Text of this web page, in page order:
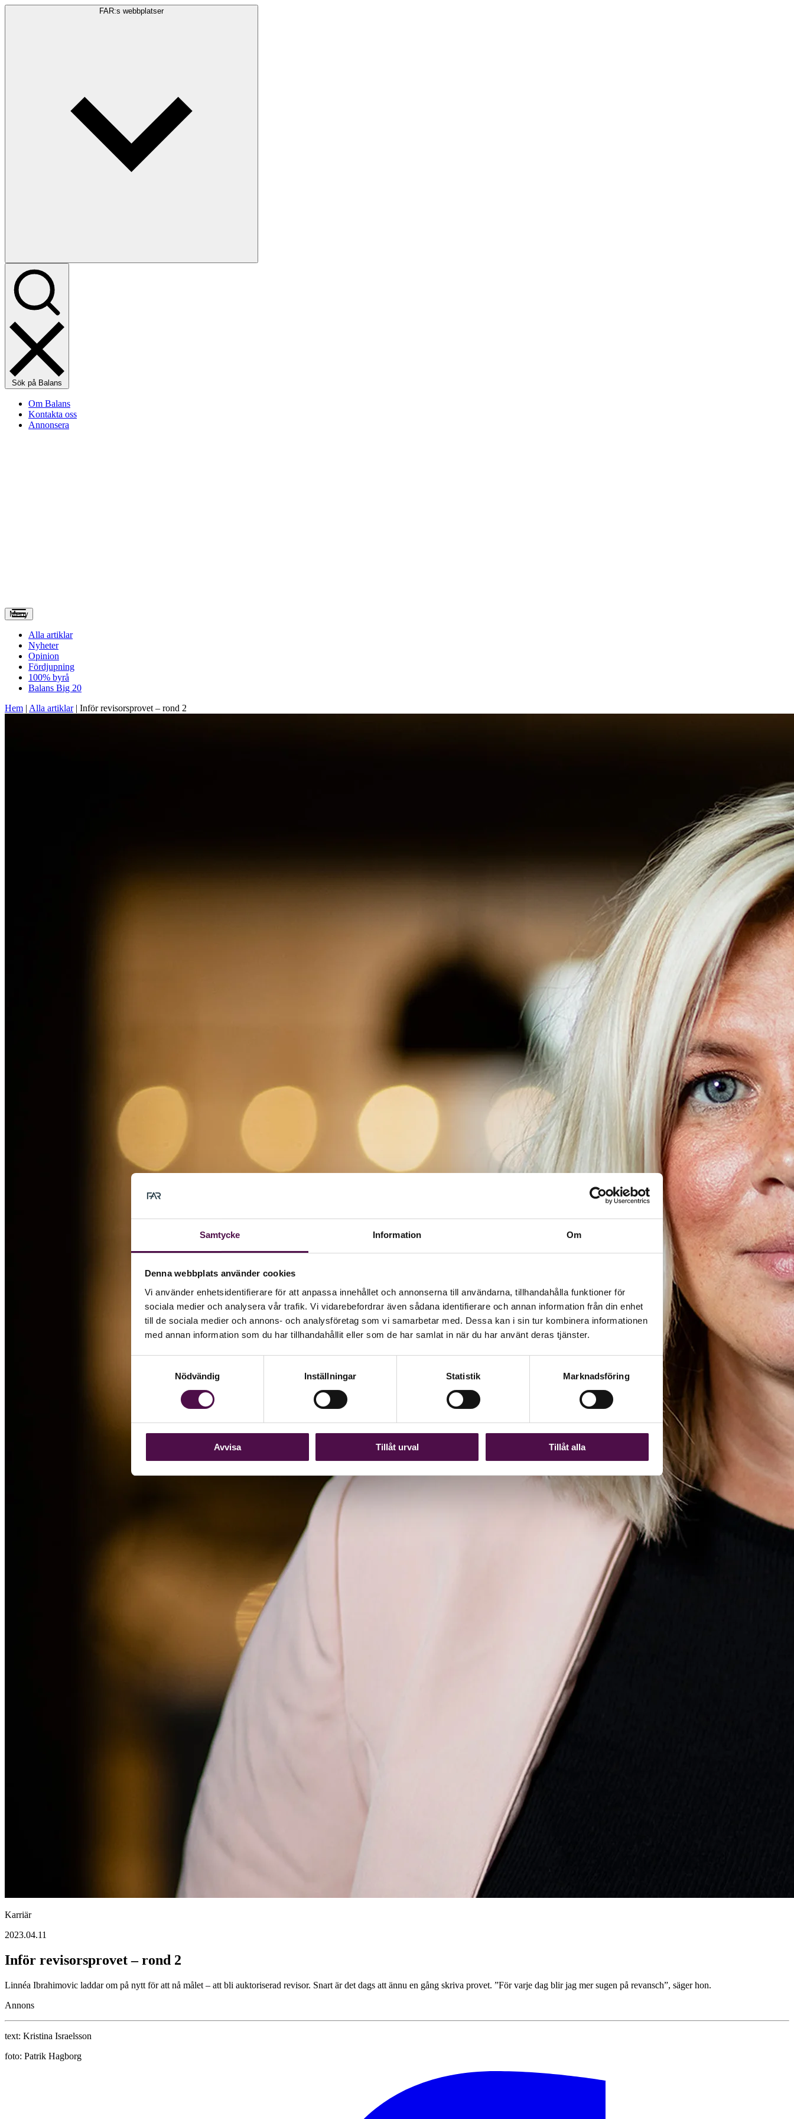
Samtycke Information Om
Denna webbplats använder cookies
Vi använder enhetsidentifierare för att anpassa innehållet och annonserna till användarna, tillhandahålla funktioner för
sociala medier och analysera vår trafik. Vi vidarebefordrar även sådana identifierare och annan information från din enhet
till de sociala medier och annons- och analysföretag som vi samarbetar med. Dessa kan i sin tur kombinera informationen
med annan information som du har tillhandahållit eller som de har samlat in när du har använt deras tjänster.
Nödvändig
Inställningar Statistik Marknadsföring
Avvisa Tillåt urval Tillåt alla
FAR:s webbplatser
Sök på Balans
Om Balans
Kontakta oss
Annonsera
Meny
Alla artiklar
Nyheter
Opinion
Fördjupning
100% byrå
Balans Big 20
Hem | Alla artiklar| Inför revisorsprovet – rond 2
Karriär
2023.04.11
Inför revisorsprovet – rond 2
Linnéa Ibrahimovic laddar om på nytt för att nå målet – att bli auktoriserad revisor. Snart är det dags att ännu en gång skriva provet. ”För varje dag blir jag mer sugen på revansch”, säger hon.
Annons
text: Kristina Israelsson
foto: Patrik Hagborg